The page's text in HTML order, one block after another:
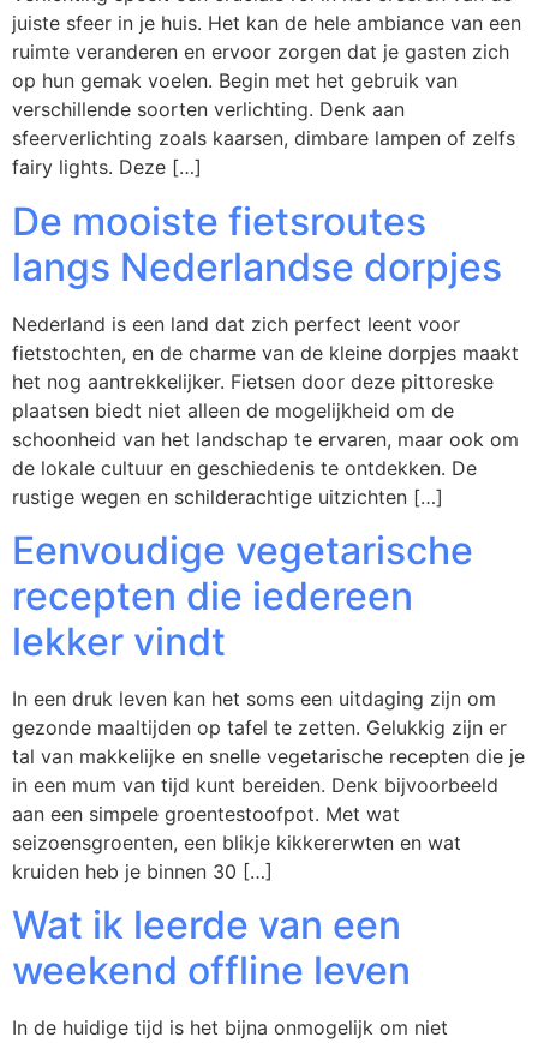
juiste sfeer in je huis. Het kan de hele ambiance van een
ruimte veranderen en ervoor zorgen dat je gasten zich
op hun gemak voelen. Begin met het gebruik van
verschillende soorten verlichting. Denk aan
sfeerverlichting zoals kaarsen, dimbare lampen of zelfs
fairy lights. Deze […]
De mooiste fietsroutes
langs Nederlandse dorpjes
Nederland is een land dat zich perfect leent voor
fietstochten, en de charme van de kleine dorpjes maakt
het nog aantrekkelijker. Fietsen door deze pittoreske
plaatsen biedt niet alleen de mogelijkheid om de
schoonheid van het landschap te ervaren, maar ook om
de lokale cultuur en geschiedenis te ontdekken. De
rustige wegen en schilderachtige uitzichten […]
Eenvoudige vegetarische
recepten die iedereen
lekker vindt
In een druk leven kan het soms een uitdaging zijn om
gezonde maaltijden op tafel te zetten. Gelukkig zijn er
tal van makkelijke en snelle vegetarische recepten die je
in een mum van tijd kunt bereiden. Denk bijvoorbeeld
aan een simpele groentestoofpot. Met wat
seizoensgroenten, een blikje kikkererwten en wat
kruiden heb je binnen 30 […]
Wat ik leerde van een
weekend offline leven
In de huidige tijd is het bijna onmogelijk om niet